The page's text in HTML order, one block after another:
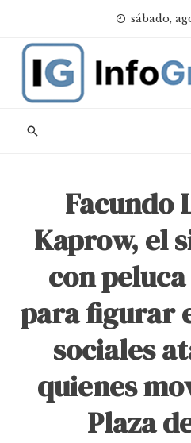
content
sábado,
Facundo
Kaprow, el
con
para figurar
sociales
quienes
Plaza